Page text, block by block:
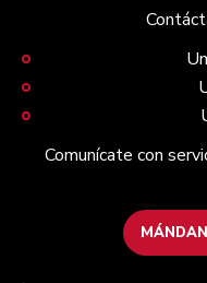
Comunícate con